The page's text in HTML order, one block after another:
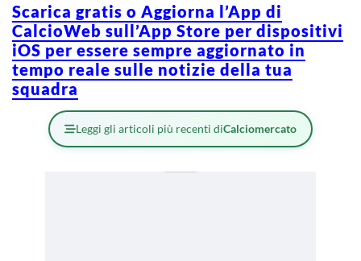
Scarica gratis o Aggiorna l’App di
CalcioWeb sull’App Store per dispositivi
iOS per essere sempre aggiornato in
tempo reale sulle notizie della tua
squadra
Leggi gli articoli più recenti diCalciomercato